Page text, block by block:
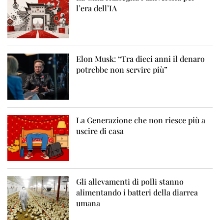
l’era dell’IA
Elon Musk: “Tra dieci anni il denaro
potrebbe non servire più”
La Generazione che non riesce più a
uscire di casa
Gli allevamenti di polli stanno
alimentando i batteri della diarrea
umana